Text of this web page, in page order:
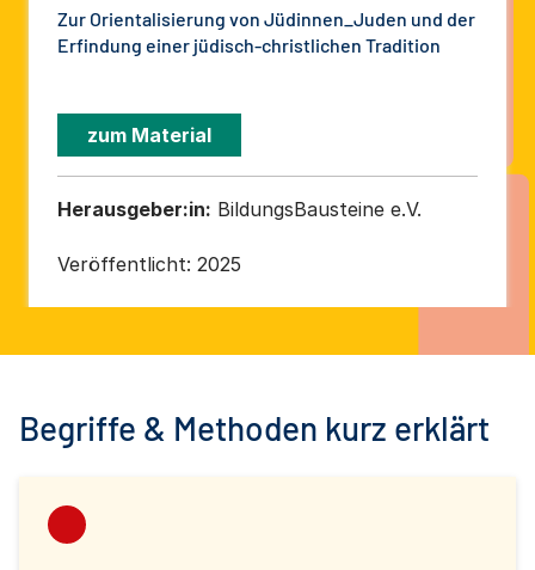
Zur Orientalisierung von Jüdinnen_Juden und der
Erfindung einer jüdisch-christlichen Tradition
zum Material
Herausgeber:in: BildungsBausteine e.V.
Veröffentlicht: 2025
Begriffe & Methoden kurz erklärt